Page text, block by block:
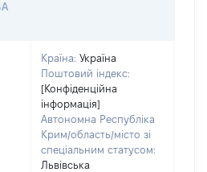
Країна: Україна
Поштовий індекс:
[Конфіденційна
інформація]
Автономна Республіка
Крим/область/місто зі
спеціальним статусом:
Львівська